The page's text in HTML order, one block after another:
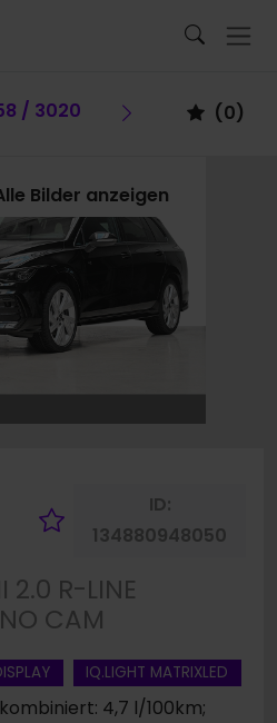
Fahrzeug
/ 3020 Vorheriges
(0)
Bilder anzeigen
Fahrzeug
ID:
134880948050
R-LINE
CAM
IQ.LIGHT MATRIXLED
kombiniert: 4,7 l/100km;